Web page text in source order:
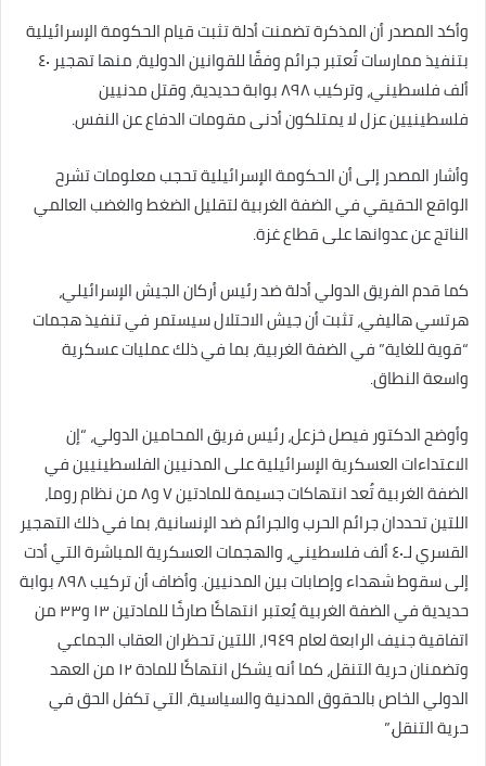
وأكد المصدر أن المذكرة تضمنت أدلة تثبت قيام الحكومة الإسرائيلية
بتنفيذ ممارسات تُعتبر جرائم وفقًا للقوانين الدولية، منها تهجير ٤٠
ألف فلسطيني، وتركيب ٨٩٨ بوابة حديدية، وقتل مدنيين
فلسطينيين عزل لا يمتلكون أدنى مقومات الدفاع عن النفس.
وأشار المصدر إلى أن الحكومة الإسرائيلية تحجب معلومات تشرح
الواقع الحقيقي في الضفة الغربية لتقليل الضغط والغضب العالمي
الناتج عن عدوانها على قطاع غزة.
كما قدم الفريق الدولي أدلة ضد رئيس أركان الجيش الإسرائيلي،
هرتسي هاليفي، تثبت أن جيش الاحتلال سيستمر في تنفيذ هجمات
“قوية للغاية” في الضفة الغربية، بما في ذلك عمليات عسكرية
واسعة النطاق.
وأوضح الدكتور فيصل خزعل، رئيس فريق المحامين الدولي، “إن
الاعتداءات العسكرية الإسرائيلية على المدنيين الفلسطينيين في
الضفة الغربية تُعد انتهاكات جسيمة للمادتين ٧ و٨ من نظام روما،
اللتين تحددان جرائم الحرب والجرائم ضد الإنسانية، بما في ذلك التهجير
القسري لـ٤٠ ألف فلسطيني، والهجمات العسكرية المباشرة التي أدت
إلى سقوط شهداء وإصابات بين المدنيين. وأضاف أن تركيب ٨٩٨ بوابة
حديدية في الضفة الغربية يُعتبر انتهاكًا صارخًا للمادتين ١٣ و٣٣ من
اتفاقية جنيف الرابعة لعام ١٩٤٩، اللتين تحظران العقاب الجماعي
وتضمنان حرية التنقل، كما أنه يشكل انتهاكًا للمادة ١٢ من العهد
الدولي الخاص بالحقوق المدنية والسياسية، التي تكفل الحق في
حرية التنقل.”